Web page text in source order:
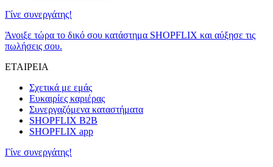
Γίνε συνεργάτης!
Άνοιξε τώρα το δικό σου κατάστημα SHOPFLIX και αύξησε τις
πωλήσεις σου.
ΕΤΑΙΡΕΙΑ
Σχετικά με εμάς
Ευκαιρίες καριέρας
Συνεργαζόμενα καταστήματα
SHOPFLIX B2B
SHOPFLIX app
Γίνε συνεργάτης!